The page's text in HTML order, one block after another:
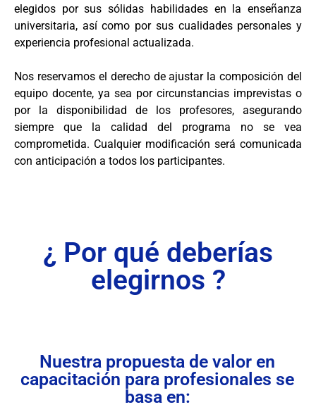
elegidos por sus sólidas habilidades en la enseñanza
universitaria, así como por sus cualidades personales y
experiencia profesional actualizada.
Nos reservamos el derecho de ajustar la composición del
equipo docente, ya sea por circunstancias imprevistas o
por la disponibilidad de los profesores, asegurando
siempre que la calidad del programa no se vea
comprometida. Cualquier modificación será comunicada
con anticipación a todos los participantes.
¿ Por qué deberías
elegirnos ?
Nuestra propuesta de valor en
capacitación para profesionales se
basa en: